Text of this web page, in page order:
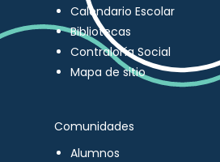
Calendario Escolar
Bibliotecas
Contraloría Social
Mapa de sitio
Comunidades
Alumnos